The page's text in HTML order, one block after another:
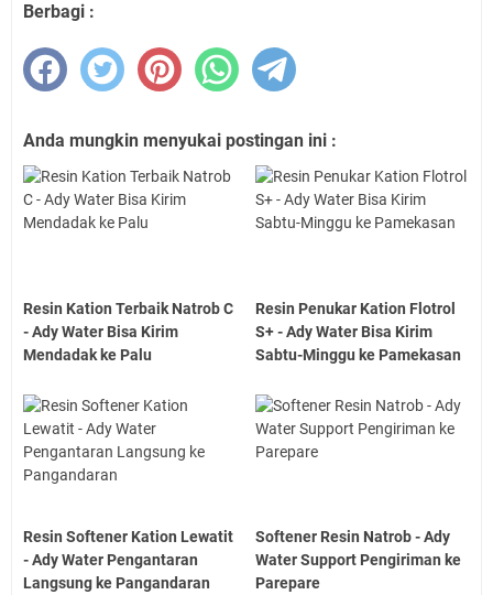
Berbagi :
Anda mungkin menyukai postingan ini :
Resin Kation Terbaik Natrob C
- Ady Water Bisa Kirim
Mendadak ke Palu
Resin Penukar Kation Flotrol
S+ - Ady Water Bisa Kirim
Sabtu-Minggu ke Pamekasan
Resin Softener Kation Lewatit
- Ady Water Pengantaran
Langsung ke Pangandaran
Softener Resin Natrob - Ady
Water Support Pengiriman ke
Parepare